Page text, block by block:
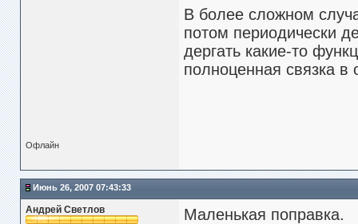
В более сложном
потом периодически
дергать какие-то
полноценная связка в
Офлайн
Июнь 26, 2007 07:43:33
Андрей Светлов
Маленькая поправка.